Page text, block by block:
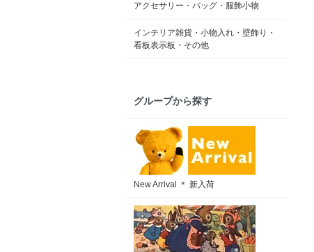
アクセサリー・バッグ・服飾小物
インテリア雑貨・小物入れ・壁飾り・
看板表示板・その他
グループから探す
New Arrival ＊ 新入荷